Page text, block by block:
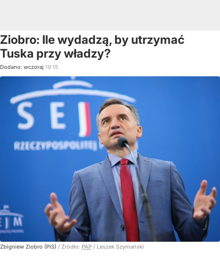
Ziobro: Ile wydadzą, by utrzymać
Tuska przy władzy?
Dodano: wczoraj 19:15
Zbigniew Ziobro (PiS) / Źródło: PAP / Leszek Szymański